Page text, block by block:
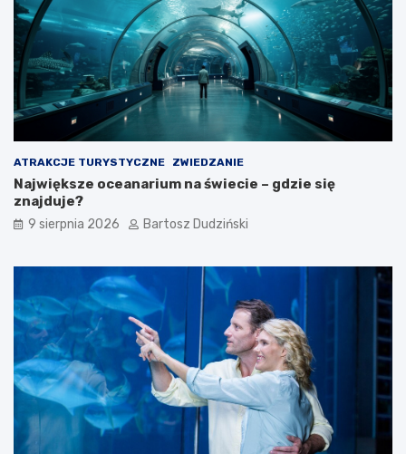
e
z
e
i
a
ę
o
k
z
y
i
c
h
ATRAKCJE TURYSTYCZNE ZWIEDZANIE
Największe oceanarium na świecie – gdzie się
znajduje?
9 sierpnia 2026 Bartosz Dudziński